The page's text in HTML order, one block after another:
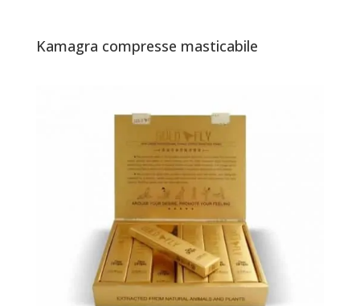
Kamagra compresse masticabile